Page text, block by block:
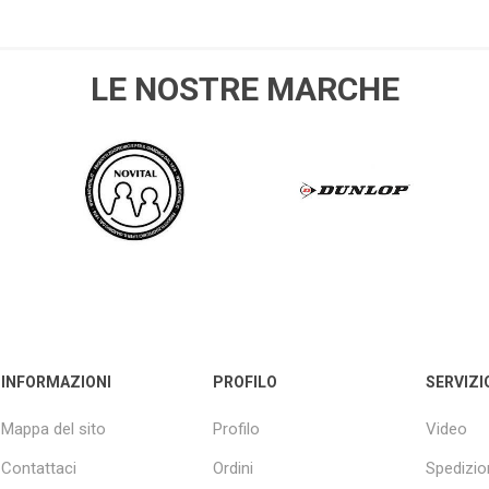
husqvarna
LE NOSTRE MARCHE
NOVITAL
INFORMAZIONI
Mappa del sito
Contattaci
PROFILO
Profilo
Ordini
Video